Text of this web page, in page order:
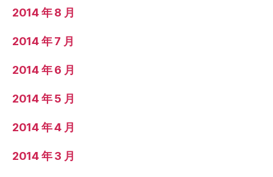
2014 年 8 月
2014 年 7 月
2014 年 6 月
2014 年 5 月
2014 年 4 月
2014 年 3 月